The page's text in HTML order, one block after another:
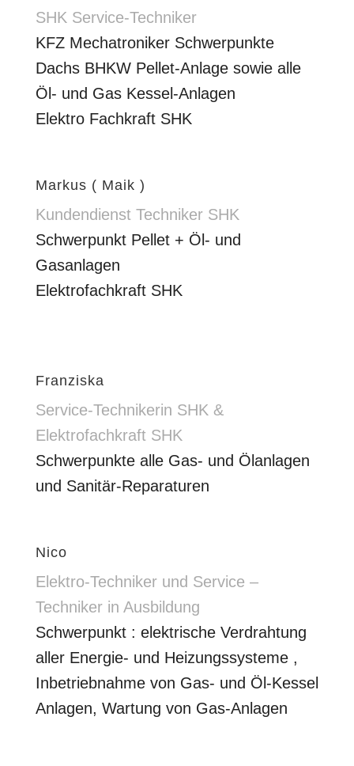
SHK Service-Techniker
KFZ Mechatroniker Schwerpunkte
Dachs BHKW Pellet-Anlage sowie alle
Öl- und Gas Kessel-Anlagen
Elektro Fachkraft SHK
Markus ( Maik )
Kundendienst Techniker SHK
Schwerpunkt Pellet + Öl- und
Gasanlagen
Elektrofachkraft SHK
Franziska
Service-Technikerin SHK &
Elektrofachkraft SHK
Schwerpunkte alle Gas- und Ölanlagen
und Sanitär-Reparaturen
Nico
Elektro-Techniker und Service –
Techniker in Ausbildung
Schwerpunkt : elektrische Verdrahtung
aller Energie- und Heizungssysteme ,
Inbetriebnahme von Gas- und Öl-Kessel
Anlagen, Wartung von Gas-Anlagen